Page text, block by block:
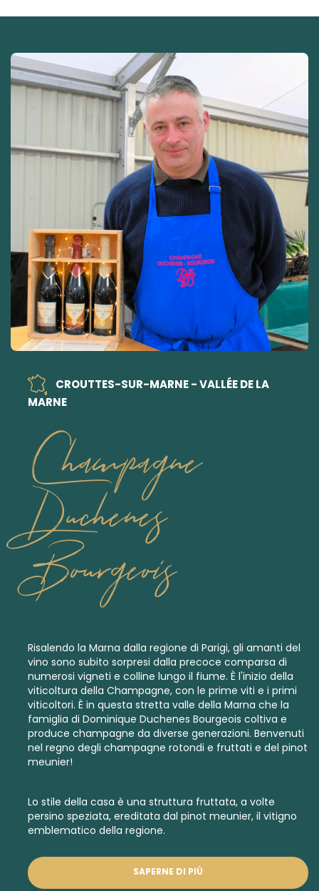
CROUTTES-SUR-MARNE - VALLÉE DE LA
MARNE
Champagne
Duchenes
Bourgeois
Risalendo la Marna dalla regione di Parigi, gli amanti del
vino sono subito sorpresi dalla precoce comparsa di
numerosi vigneti e colline lungo il fiume. È l'inizio della
viticoltura della Champagne, con le prime viti e i primi
viticoltori. È in questa stretta valle della Marna che la
famiglia di Dominique Duchenes Bourgeois coltiva e
produce champagne da diverse generazioni. Benvenuti
nel regno degli champagne rotondi e fruttati e del pinot
meunier!
Lo stile della casa è una struttura fruttata, a volte
persino speziata, ereditata dal pinot meunier, il vitigno
emblematico della regione.
SAPERNE DI PIÙ